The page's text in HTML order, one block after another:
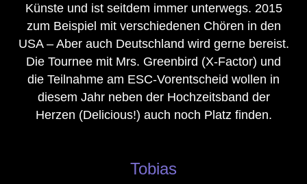
Künste und ist seitdem immer unterwegs. 2015
zum Beispiel mit verschiedenen Chören in den
USA – Aber auch Deutschland wird gerne bereist.
Die Tournee mit Mrs. Greenbird (X-Factor) und
die Teilnahme am ESC-Vorentscheid wollen in
diesem Jahr neben der Hochzeitsband der
Herzen (Delicious!) auch noch Platz finden.
Tobias